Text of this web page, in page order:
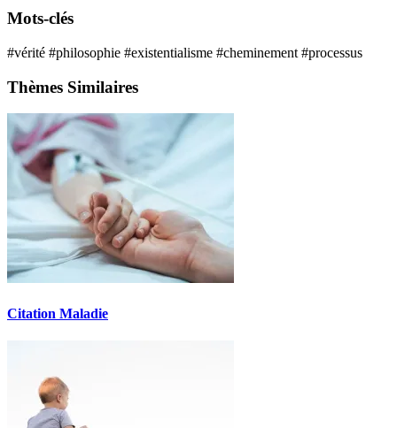
Mots-clés
#vérité #philosophie #existentialisme #cheminement #processus
Thèmes Similaires
Citation Maladie